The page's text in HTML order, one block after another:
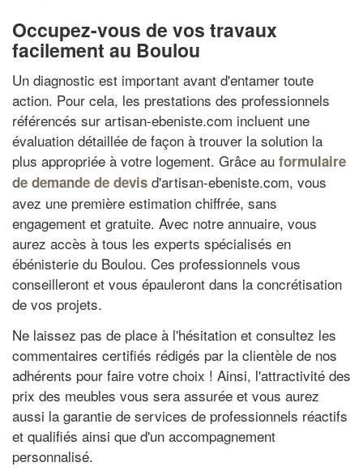
Occupez-vous de vos travaux
facilement au Boulou
Un diagnostic est important avant d'entamer toute
action. Pour cela, les prestations des professionnels
référencés sur artisan-ebeniste.com incluent une
évaluation détaillée de façon à trouver la solution la
plus appropriée à votre logement. Grâce au formulaire
de demande de devis d'artisan-ebeniste.com, vous
avez une première estimation chiffrée, sans
engagement et gratuite. Avec notre annuaire, vous
aurez accès à tous les experts spécialisés en
ébénisterie du Boulou. Ces professionnels vous
conseilleront et vous épauleront dans la concrétisation
de vos projets.
Ne laissez pas de place à l'hésitation et consultez les
commentaires certifiés rédigés par la clientèle de nos
adhérents pour faire votre choix ! Ainsi, l'attractivité des
prix des meubles vous sera assurée et vous aurez
aussi la garantie de services de professionnels réactifs
et qualifiés ainsi que d'un accompagnement
personnalisé.